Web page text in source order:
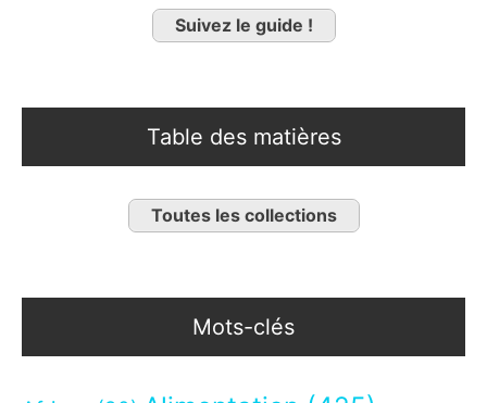
Suivez le guide !
Table des matières
Toutes les collections
Mots-clés